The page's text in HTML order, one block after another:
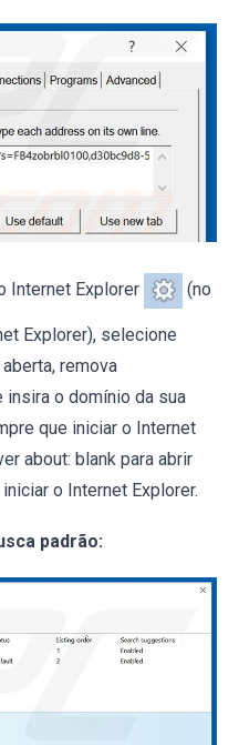
Internet Explorer (no
Explorer), selecione
remova
insira o domínio da sua
que iniciar o Internet
about: blank para abrir
o Internet Explorer.
padrão: